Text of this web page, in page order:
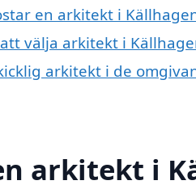
en arkitekt i
välja arkitekt i
arkitekt i de
arkitekt i